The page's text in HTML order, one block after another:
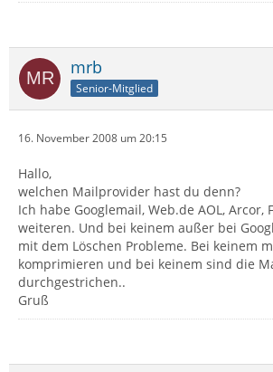
mrb
Senior-Mitglied
16. November 2008 um 20:15
Hallo,
welchen Mailprovider hast du denn?
Ich habe Googlemail, Web.de AOL, Arcor,
weiteren. Und bei keinem außer bei
mit dem Löschen Probleme. Bei keinem
komprimieren und bei keinem sind die
durchgestrichen..
Gruß